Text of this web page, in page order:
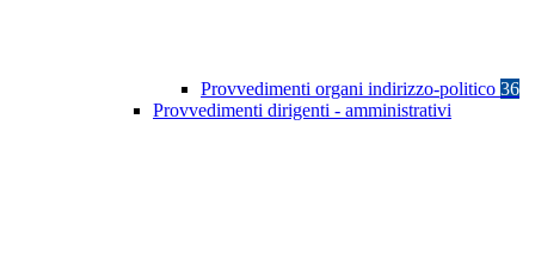
Provvedimenti organi indirizzo-politico 36
Provvedimenti dirigenti - amministrativi